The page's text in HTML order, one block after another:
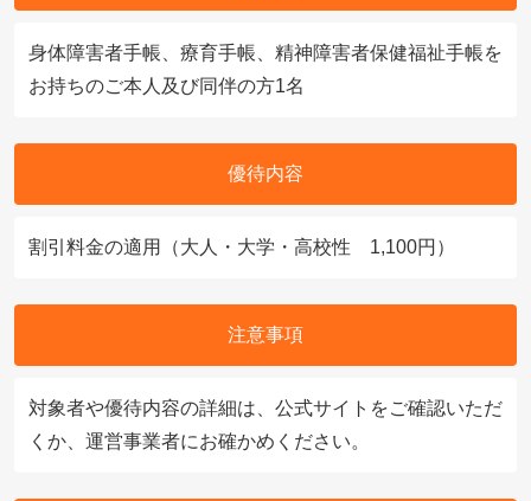
身体障害者手帳、療育手帳、精神障害者保健福祉手帳を
お持ちのご本人及び同伴の方1名
優待内容
割引料金の適用（大人・大学・高校性 1,100円）
注意事項
対象者や優待内容の詳細は、公式サイトをご確認いただ
くか、運営事業者にお確かめください。